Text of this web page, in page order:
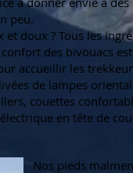
peu.
doux ? Tous les
des bivouacs
accueillir les
de lampes
couettes
en tête de
Nos pieds